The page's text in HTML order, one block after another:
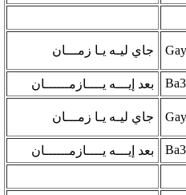
جاي ليـه يـا زمـــان
بعد إيـــه يــــازمــــــان
جاي ليـه يـا زمـــان
بعد إيـــه يــــازمــــــان